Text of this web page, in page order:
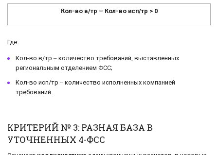
Кол-во в/тр – Кол-во исп/тр > 0
Где:
Кол-во в/тр ‒ количество требований, выставленных
региональным отделением ФСС;
Кол-во исп/тр ‒ количество исполненных компанией
требований.
КРИТЕРИЙ № 3: РАЗНАЯ БАЗА В
УТОЧНЕННЫХ 4-ФСС